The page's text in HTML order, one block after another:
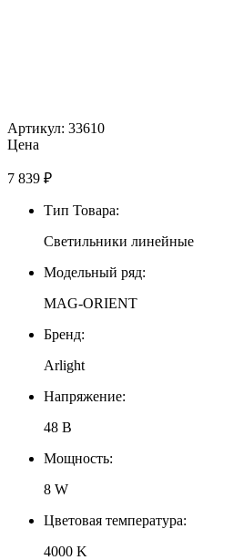
Артикул: 33610
Цена
7 839 ₽
Тип Товара:
Светильники линейные
Модельный ряд:
MAG-ORIENT
Бренд:
Arlight
Напряжение:
48 В
Мощность:
8 W
Цветовая температура:
4000 K